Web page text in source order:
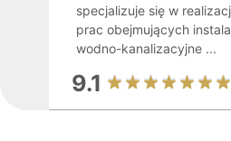
specjalizuje się w
prac obejmujących
wodno-kanalizacyjne ...
9.1